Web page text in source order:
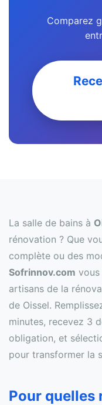
Comparez
La salle de bains à
rénovation ? Que
complète ou des
Sofrinnov.com vous
artisans de la
de Oissel.
minutes, recevez 3
obligation, et
pour transformer la
Pour quelles